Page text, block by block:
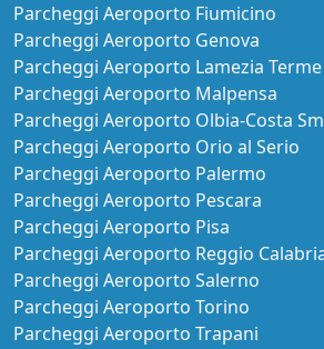
Parcheggi Aeroporto Fiumicino
Parcheggi Aeroporto Genova
Parcheggi Aeroporto Lamezia Terme
Parcheggi Aeroporto Malpensa
Parcheggi Aeroporto Olbia-Costa
Parcheggi Aeroporto Orio al Serio
Parcheggi Aeroporto Palermo
Parcheggi Aeroporto Pescara
Parcheggi Aeroporto Pisa
Parcheggi Aeroporto Reggio
Parcheggi Aeroporto Salerno
Parcheggi Aeroporto Torino
Parcheggi Aeroporto Trapani